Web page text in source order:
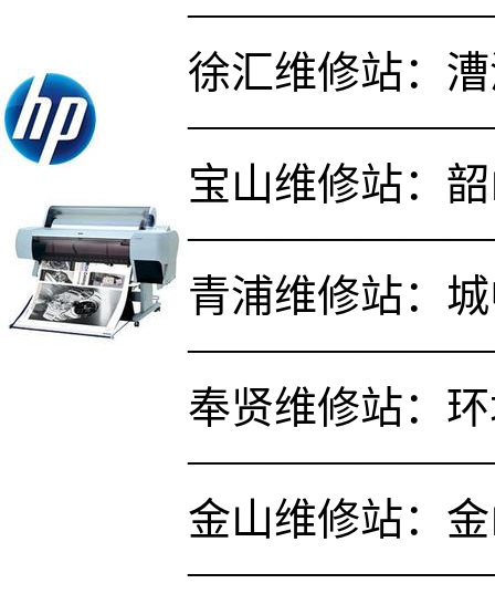
徐汇维修站：
宝山维修站：
青浦维修站：
奉贤维修站：
金山维修站：